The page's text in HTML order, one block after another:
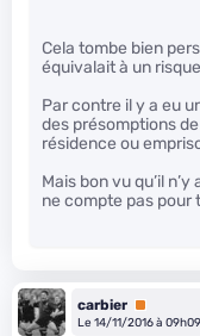
Cela tombe bien
équivalait à un
Par contre il y a eu
des présomptions
résidence ou
Mais bon vu qu’il
ne compte pas pour
carbier Premium
Le 14/11/2016 à 09h09